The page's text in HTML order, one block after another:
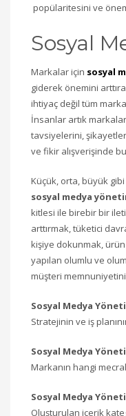
popülaritesini ve
Sosyal
Markalar için sosyal
giderek önemini
ihtiyaç değil tüm
İnsanlar artık
tavsiyelerini,
ve fikir alışverişinde
Küçük, orta, büyük gibi
sosyal medya
kitlesi ile birebir bir
arttırmak, tüketici
kişiye dokunmak, ürün
yapılan olumlu ve
müşteri
Sosyal Medya
Stratejinin ve iş
Sosyal Medya
Markanın hangi
Sosyal Medya
Oluşturulan içerik